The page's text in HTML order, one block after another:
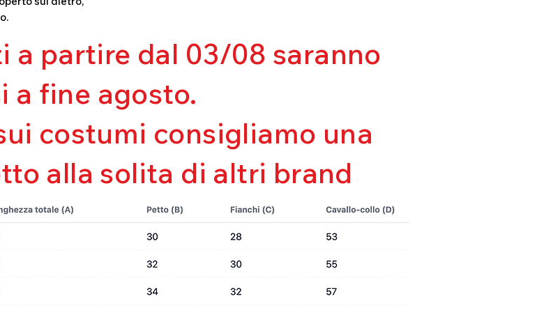
Bielastico
a partire dal 03/08 saranno
a fine agosto.
costumi consigliamo una
alla solita di altri brand